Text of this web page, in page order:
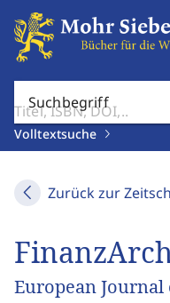
Suchbegriff
Volltextsuche
Zurück zur
European